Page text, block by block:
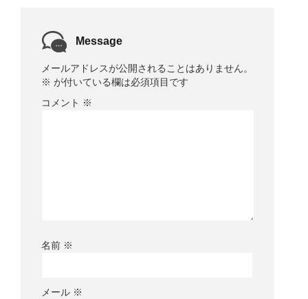
Message
メールアドレスが公開されることはありません。
※ が付いている欄は必須項目です
コメント ※
名前 ※
メール ※